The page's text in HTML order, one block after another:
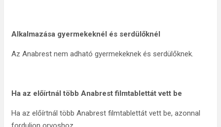
Alkalmazása gyermekeknél és serdülőknél
Az Anabrest nem adható gyermekeknek és serdülőknek.
Ha az előírtnál több Anabrest filmtablettát vett be
Ha az előírtnál több Anabrest filmtablettát vett be, azonnal